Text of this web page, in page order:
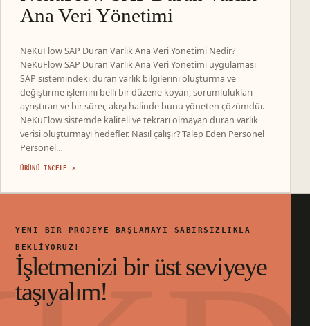
Ana Veri Yönetimi
NeKuFlow SAP Duran Varlık Ana Veri Yönetimi Nedir?
NeKuFlow SAP Duran Varlık Ana Veri Yönetimi uygulaması
SAP sistemindeki duran varlık bilgilerini oluşturma ve
değiştirme işlemini belli bir düzene koyan, sorumlulukları
ayrıştıran ve bir süreç akışı halinde bunu yöneten çözümdür.
NeKuFlow sistemde kaliteli ve tekrarı olmayan duran varlık
verisi oluşturmayı hedefler. Nasıl çalışır? Talep Eden Personel
Personel…
ÜRÜNÜ INCELE ↗
YENI BIR PROJEYE BAŞLAMAYI SABIRSIZLIKLA
BEKLIYORUZ!
İşletmenizi bir üst seviyeye
taşıyalım!